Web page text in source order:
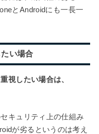
とAndroidにも一長一
い場合
視したい場合は、
キュリティ上の仕組み
が劣るというのは考え